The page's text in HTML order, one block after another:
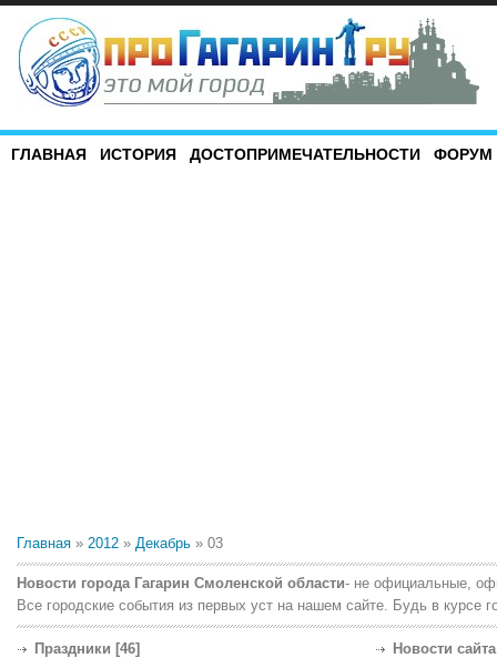
ГЛАВНАЯ ИСТОРИЯ ДОСТОПРИМЕЧАТЕЛЬНОСТИ ФОРУМ
Главная » 2012 » Декабрь » 03
Новости города Гагарин Смоленской области- не официальные,
Все городские события из первых уст на нашем сайте. Будь в курсе
Праздники [46]
Новости сайта